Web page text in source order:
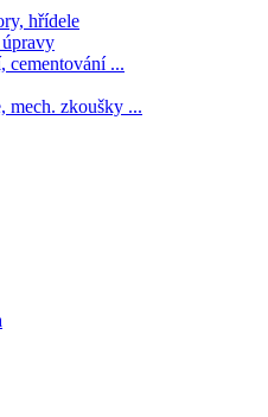
hřídele
cementování ...
mech. zkoušky ...